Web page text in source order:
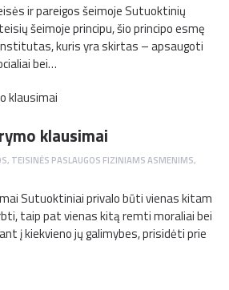
ir pareigos šeimoje Sutuoktinių
šeimoje principu, šio principo esmę
kuris yra skirtas – apsaugoti
bei…
klausimai
, TEISINĖS PASLAUGOS FIZINIAMS ASMENIMS,
Sutuoktiniai privalo būti vienas kitam
taip pat vienas kitą remti moraliai bei
į kiekvieno jų galimybes, prisidėti prie